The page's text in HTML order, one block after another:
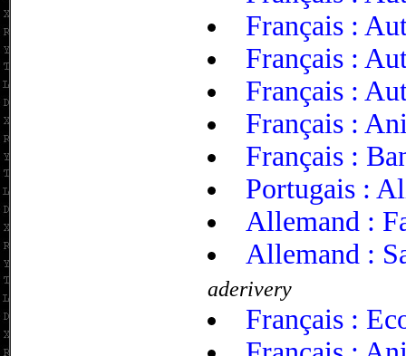
Français :
Français :
Français :
Français :
Français :
Portugais :
Allemand :
Allemand :
aderivery
Français :